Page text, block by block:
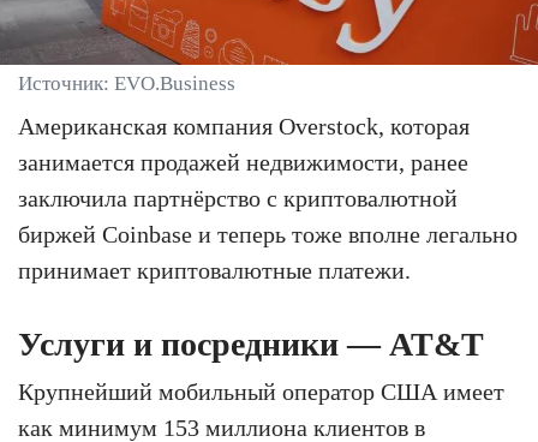
Источник: EVO.Business
Американская компания Overstock, которая
занимается продажей недвижимости, ранее
заключила партнёрство с криптовалютной
биржей Coinbase и теперь тоже вполне легально
принимает криптовалютные платежи.
Услуги и посредники — AT&T
Крупнейший мобильный оператор США имеет
как минимум 153 миллиона клиентов в